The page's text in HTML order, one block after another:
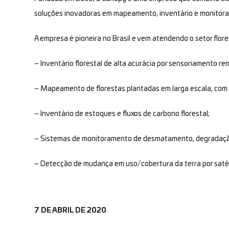
soluções inovadoras em mapeamento, inventário e
A empresa é pioneira no Brasil e vem atendendo o setor
– Inventário florestal de alta acurácia por sensoriamento
– Mapeamento de florestas plantadas em larga escala,
– Inventário de estoques e fluxos de carbono florestal;
– Sistemas de monitoramento de desmatamento,
– Detecção de mudança em uso/cobertura da terra por
7 DE ABRIL DE 2020